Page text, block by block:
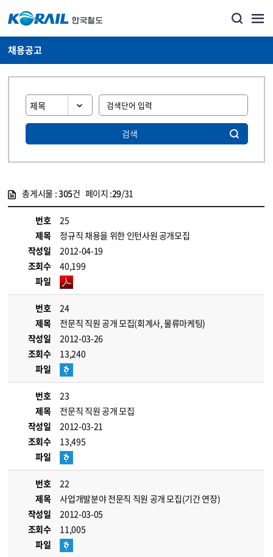
채용공고
검색
총게시물 :305건 페이지 :29/31
번호
25
제목
정규직 채용을 위한 인턴사원 공개모집
작성일
2012-04-19
조회수
40,199
파일
번호
24
제목
전문직 직원 공개 모집(회계사, 물류마케팅)
작성일
2012-03-26
조회수
13,240
파일
번호
23
제목
전문직 직원 공개 모집
작성일
2012-03-21
조회수
13,495
파일
번호
22
제목
사업개발분야 전문직 직원 공개 모집(기간 연장)
작성일
2012-03-05
조회수
11,005
파일